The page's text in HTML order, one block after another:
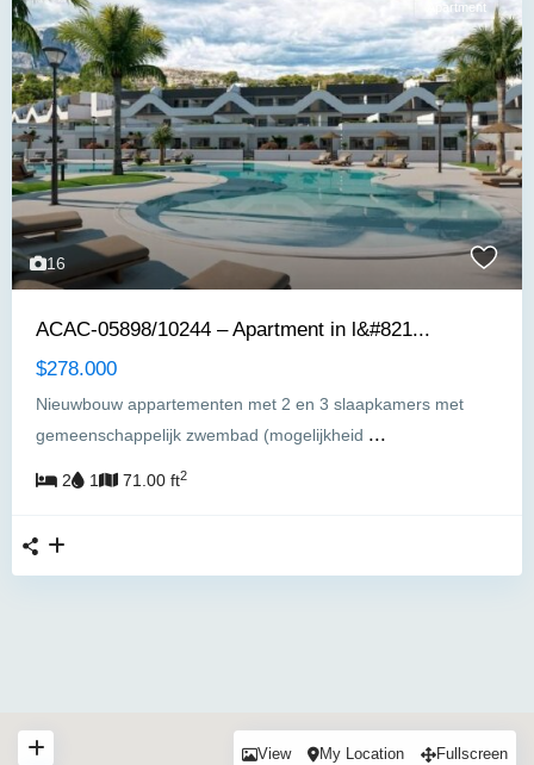
16
Apartment
ACAC-05898/10244 – Apartment in l&#821...
$278.000
Nieuwbouw appartementen met 2 en 3 slaapkamers met
gemeenschappelijk zwembad (mogelijkheid ...
2 1 71.00 ft2
View My Location Fullscreen